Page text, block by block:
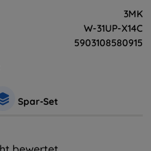
3MK
W-31UP-X14C
5903108580915
Spar-Set